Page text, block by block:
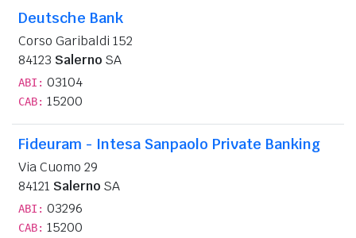
Deutsche Bank
Corso Garibaldi 152
84123 Salerno SA
ABI: 03104
CAB: 15200
Fideuram - Intesa Sanpaolo Private Banking
Via Cuomo 29
84121 Salerno SA
ABI: 03296
CAB: 15200